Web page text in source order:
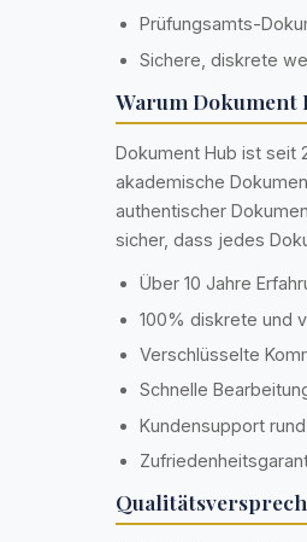
Prüfungsamts-
Sichere, diskrete
Warum Dokument
Dokument Hub ist seit
akademische
authentischer
sicher, dass jedes
Über 10 Jahre
100% diskrete und
Verschlüsselte
Schnelle
Kundensupport